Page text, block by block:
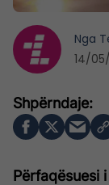
Përfaqësuesi
Nga
14/